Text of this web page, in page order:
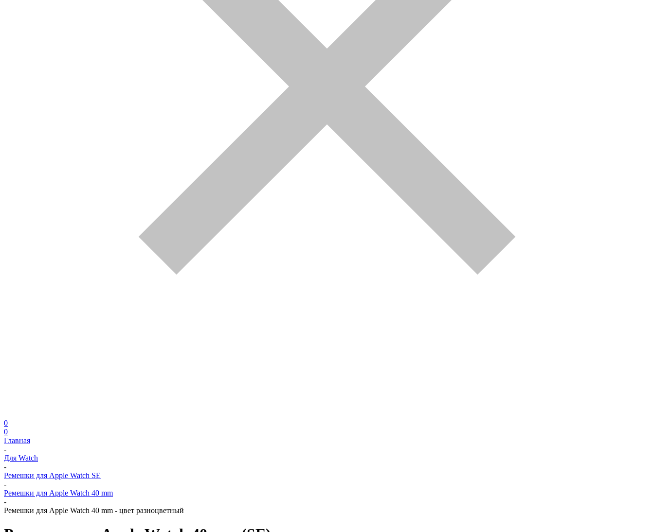
0
0
Главная
-
Для Watch
-
Ремешки для Apple Watch SE
-
Ремешки для Apple Watch 40 mm
-
Ремешки для Apple Watch 40 mm - цвет разноцветный